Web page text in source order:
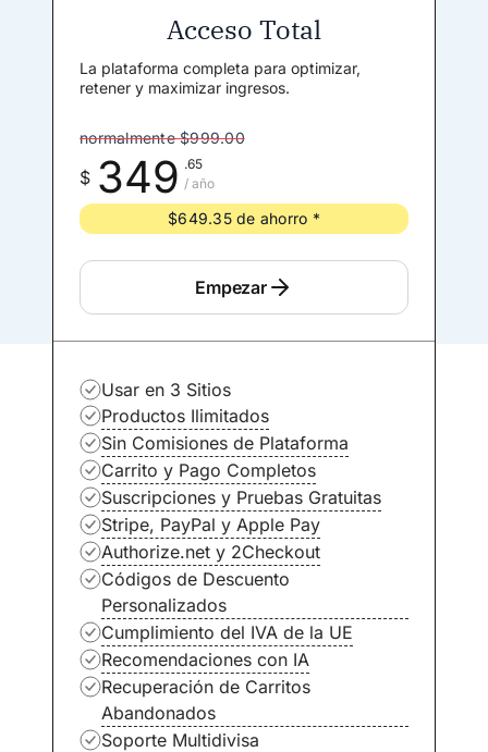
Acceso Total
La plataforma completa para optimizar,
retener y maximizar ingresos.
normalmente $999.00
$ 349 .65
/ año
$649.35 de ahorro *
Empezar
Usar en 3 Sitios
Productos Ilimitados
Sin Comisiones de Plataforma
Carrito y Pago Completos
Suscripciones y Pruebas Gratuitas
Stripe, PayPal y Apple Pay
Authorize.net y 2Checkout
Códigos de Descuento
Personalizados
Cumplimiento del IVA de la UE
Recomendaciones con IA
Recuperación de Carritos
Abandonados
Soporte Multidivisa